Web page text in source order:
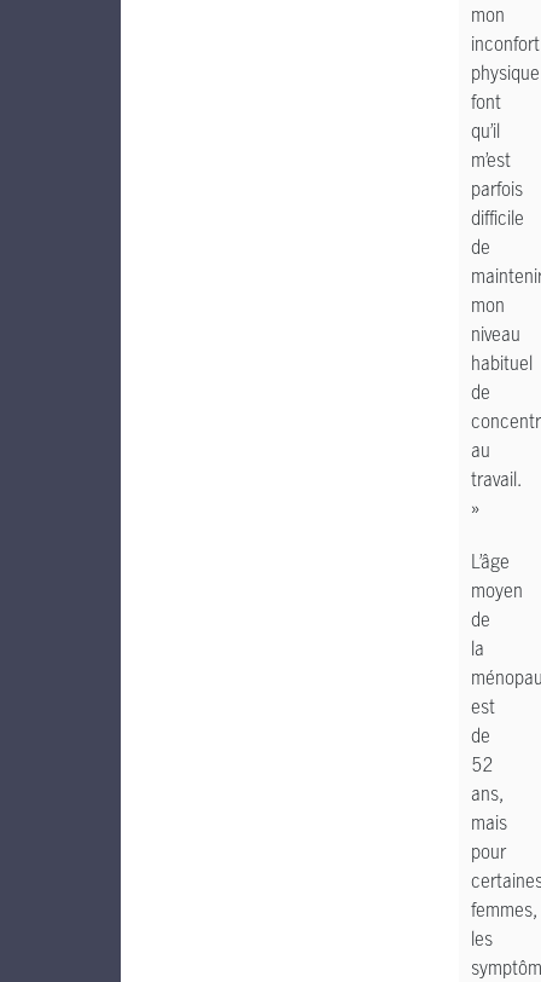
mon
inconfort
physique
font
qu’il
m’est
parfois
difficile
de
mon
niveau
habituel
de
au
travail.
»
L’âge
moyen
de
la
est
de
52
ans,
mais
pour
femmes,
les